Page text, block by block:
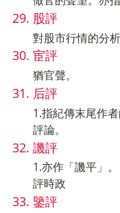
股評
對股市行情的分
宦評
猶官聲。
后評
1.指紀傳末尾作
評論。
譏評
1.亦作「譏平」
評時政
鑒評